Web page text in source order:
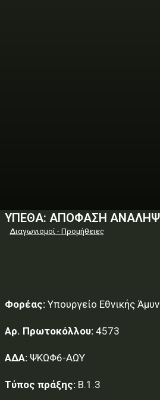
ΥΠΕΘΑ: ΑΠΟΦΑΣΗ
Διαγωνισμοί - Προμήθειες
Φορέας: Υπουργείο Εθνικής
Αρ. Πρωτοκόλλου: 4573
ΑΔΑ: ΨΚΩΦ6-ΑΩΥ
Τύπος πράξης: Β.1.3